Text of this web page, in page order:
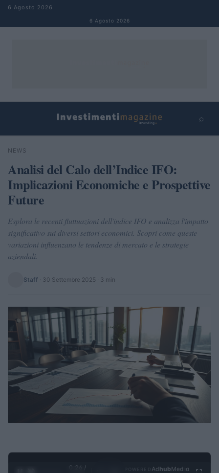
Salta al contenuto
6 Agosto 2026
6 Agosto 2026
⌕
Cerca
NEWS
Analisi del Calo dell’Indice IFO:
Implicazioni Economiche e Prospettive
Future
Esplora le recenti fluttuazioni dell'indice IFO e analizza l'impatto
significativo sui diversi settori economici. Scopri come queste
variazioni influenzano le tendenze di mercato e le strategie
aziendali.
Staff · 30 Settembre 2025 · 3 min
0:27 /
Ad hubMedia